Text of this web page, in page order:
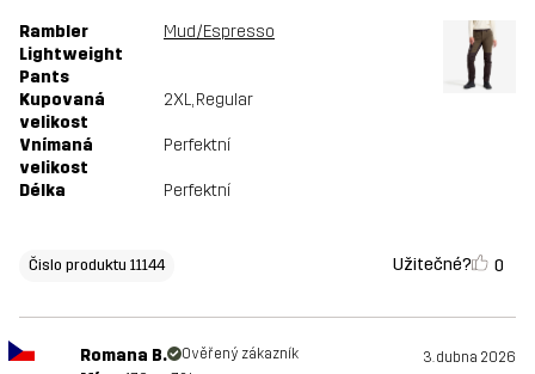
Rambler
Lightweight
Pants
Mud/Espresso
Kupovaná
velikost
2XL, Regular
Vnímaná
velikost
Perfektní
Délka Perfektní
Čislo produktu 11144 Užitečné? 0
Romana B. Ověřený zákazník 3. dubna 2026